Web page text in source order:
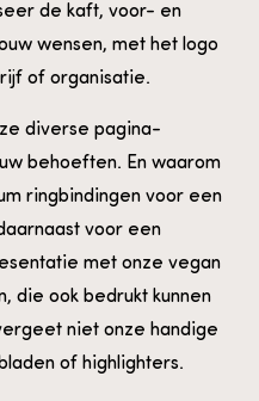
de kaft, voor- en
wensen, met het logo
of organisatie.
diverse pagina-
behoeften. En waarom
ringbindingen voor een
voor een
met onze vegan
die ook bedrukt kunnen
niet onze handige
of highlighters.